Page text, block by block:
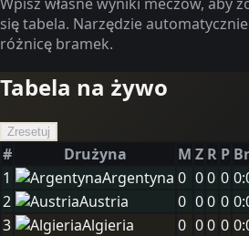
się tabela. Narzędzie
różnicę bramek.
Tabela na żywo
Zresetuj
# Drużyna M Z R P
1
Argentyna 0 00 0 0:
2
Austria 0 00 0 0:
3
Algieria 0 00 0 0: